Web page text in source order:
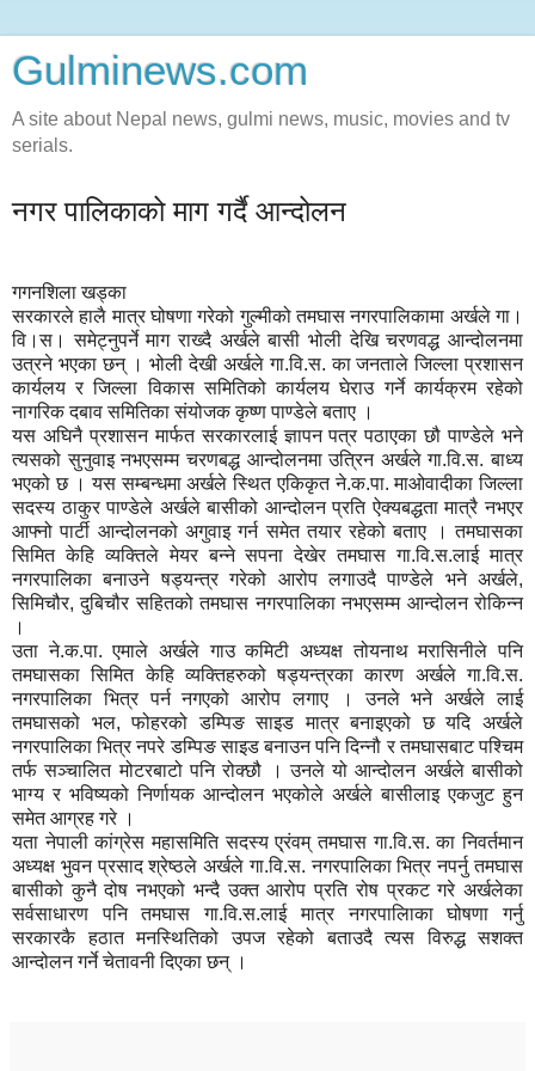
Gulminews.com
A site about Nepal news, gulmi news, music, movies and tv
serials.
नगर पालिकाको माग गर्दै आन्दोलन
गगनशिला खड्का
सरकारले हालै मात्र घोषणा गरेको गुल्मीको तमघास नगरपालिकामा अर्खले गा।
वि।स। समेट्नुपर्ने माग राख्दै अर्खले बासी भोली देखि चरणवद्ध आन्दोलनमा
उत्रने भएका छन् । भोली देखी अर्खले गा.वि.स. का जनताले जिल्ला प्रशासन
कार्यलय र जिल्ला विकास समितिको कार्यलय घेराउ गर्ने कार्यक्रम रहेको
नागरिक दबाव समितिका संयोजक कृष्ण पाण्डेले बताए ।
यस अघिनै प्रशासन मार्फत सरकारलाई ज्ञापन पत्र पठाएका छौ पाण्डेले भने
त्यसको सुनुवाइ नभएसम्म चरणबद्ध आन्दोलनमा उत्रिन अर्खले गा.वि.स. बाध्य
भएको छ । यस सम्बन्धमा अर्खले स्थित एकिकृत ने.क.पा. माओवादीका जिल्ला
सदस्य ठाकुर पाण्डेले अर्खले बासीको आन्दोलन प्रति ऐक्यबद्धता मात्रै नभएर
आफ्नो पार्टी आन्दोलनको अगुवाइ गर्न समेत तयार रहेको बताए । तमघासका
सिमित केहि व्यक्तिले मेयर बन्ने सपना देखेर तमघास गा.वि.स.लाई मात्र
नगरपालिका बनाउने षड्यन्त्र गरेको आरोप लगाउदै पाण्डेले भने अर्खले,
सिमिचौर, दुबिचौर सहितको तमघास नगरपालिका नभएसम्म आन्दोलन रोकिन्न
।
उता ने.क.पा. एमाले अर्खले गाउ कमिटी अध्यक्ष तोयनाथ मरासिनीले पनि
तमघासका सिमित केहि व्यक्तिहरुको षड्यन्त्रका कारण अर्खले गा.वि.स.
नगरपालिका भित्र पर्न नगएको आरोप लगाए । उनले भने अर्खले लाई
तमघासको भल, फोहरको डम्पिङ साइड मात्र बनाइएको छ यदि अर्खले
नगरपालिका भित्र नपरे डम्पिङ साइड बनाउन पनि दिन्नौ र तमघासबाट पश्चिम
तर्फ सञ्चालित मोटरबाटो पनि रोक्छौ । उनले यो आन्दोलन अर्खले बासीको
भाग्य र भविष्यको निर्णायक आन्दोलन भएकोले अर्खले बासीलाइ एकजुट हुन
समेत आग्रह गरे ।
यता नेपाली कांग्रेस महासमिति सदस्य ए्रंवम् तमघास गा.वि.स. का निवर्तमान
अध्यक्ष भुवन प्रसाद श्रेष्ठले अर्खले गा.वि.स. नगरपालिका भित्र नपर्नु तमघास
बासीको कुनै दोष नभएको भन्दै उक्त आरोप प्रति रोष प्रकट गरे अर्खलेका
सर्वसाधारण पनि तमघास गा.वि.स.लाई मात्र नगरपालिाका घोषणा गर्नु
सरकारकै हठात मनस्थितिको उपज रहेको बताउदै त्यस विरुद्ध सशक्त
आन्दोलन गर्ने चेतावनी दिएका छन् ।